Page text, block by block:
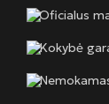
Oficialus
Kokybė